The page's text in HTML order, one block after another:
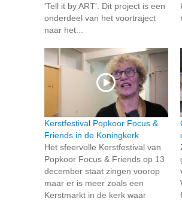
'Tell it by ART'. Dit project is een
onderdeel van het voortraject
naar het...
Kerstfestival Popkoor Focus &
Friends in de Koningkerk
Het sfeervolle Kerstfestival van
Popkoor Focus & Friends op 13
december staat zingen voorop
maar er is meer zoals een
Kerstmarkt in de kerk waar